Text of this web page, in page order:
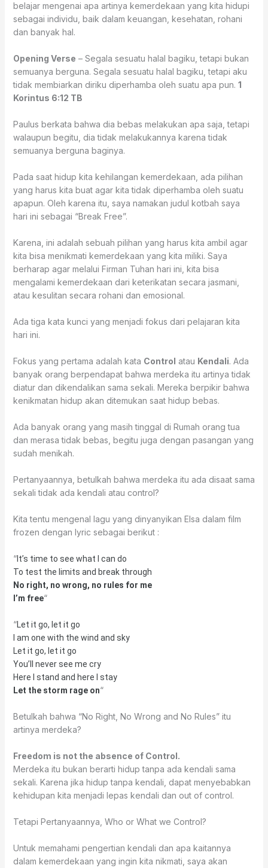
belajar mengenai apa artinya kemerdekaan yang kita hidupi
sebagai individu, baik dalam keuangan, kesehatan, rohani
dan banyak hal.
Opening Verse – Segala sesuatu halal bagiku, tetapi bukan
semuanya berguna. Segala sesuatu halal bagiku, tetapi aku
tidak membiarkan diriku diperhamba oleh suatu apa pun. 1
Korintus 6:12 TB
Paulus berkata bahwa dia bebas melakukan apa saja, tetapi
walaupun begitu, dia tidak melakukannya karena tidak
semuanya berguna baginya.
Pada saat hidup kita kehilangan kemerdekaan, ada pilihan
yang harus kita buat agar kita tidak diperhamba oleh suatu
apapun. Oleh karena itu, saya namakan judul kotbah saya
hari ini sebagai “Break Free”.
Karena, ini adalah sebuah pilihan yang harus kita ambil agar
kita bisa menikmati kemerdekaan yang kita miliki. Saya
berharap agar melalui Firman Tuhan hari ini, kita bisa
mengalami kemerdekaan dari keterikatan secara jasmani,
atau kesulitan secara rohani dan emosional.
Ada tiga kata kunci yang menjadi fokus dari pelajaran kita
hari ini.
Fokus yang pertama adalah kata Control atau Kendali. Ada
banyak orang berpendapat bahwa merdeka itu artinya tidak
diatur dan dikendalikan sama sekali. Mereka berpikir bahwa
kenikmatan hidup akan ditemukan saat hidup bebas.
Ada banyak orang yang masih tinggal di Rumah orang tua
dan merasa tidak bebas, begitu juga dengan pasangan yang
sudah menikah.
Pertanyaannya, betulkah bahwa merdeka itu ada disaat sama
sekali tidak ada kendali atau control?
Kita tentu mengenal lagu yang dinyanyikan Elsa dalam film
frozen dengan lyric sebagai berikut :
“It’s time to see what I can do
To test the limits and break through
No right, no wrong, no rules for me
I’m free“
“Let it go, let it go
I am one with the wind and sky
Let it go, let it go
You’ll never see me cry
Here I stand and here I stay
Let the storm rage on“
Betulkah bahwa “No Right, No Wrong and No Rules” itu
artinya merdeka?
Freedom is not the absence of Control.
Merdeka itu bukan berarti hidup tanpa ada kendali sama
sekali. Karena jika hidup tanpa kendali, dapat menyebabkan
kehidupan kita menjadi lepas kendali dan out of control.
Tetapi Pertanyaannya, Who or What we Control?
Untuk memahami pengertian kendali dan apa kaitannya
dalam kemerdekaan yang ingin kita nikmati, saya akan